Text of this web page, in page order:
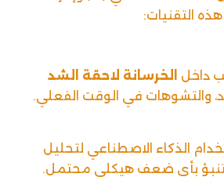
داخل
الخرسانة لاحقة الشد
والتشوهات في الوقت الفعلي.
الذكاء الاصطناعي لتحليل
بأي ضعف هيكلي محتمل.